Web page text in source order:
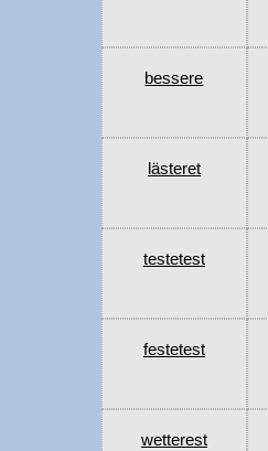
bessere
lästeret
testetest
festetest
wetterest